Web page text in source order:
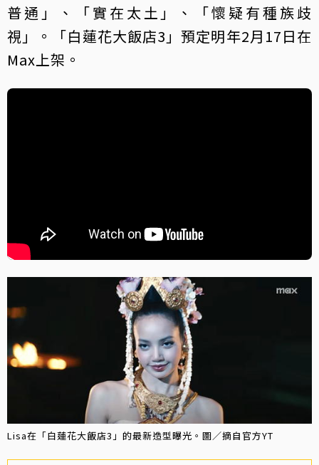
普通」、「實在太土」、「懷疑有種族歧
視」。「白蓮花大飯店3」預定明年2月17日在
Max上架。
Lisa在「白蓮花大飯店3」的最新造型曝光。圖／摘自官方YT